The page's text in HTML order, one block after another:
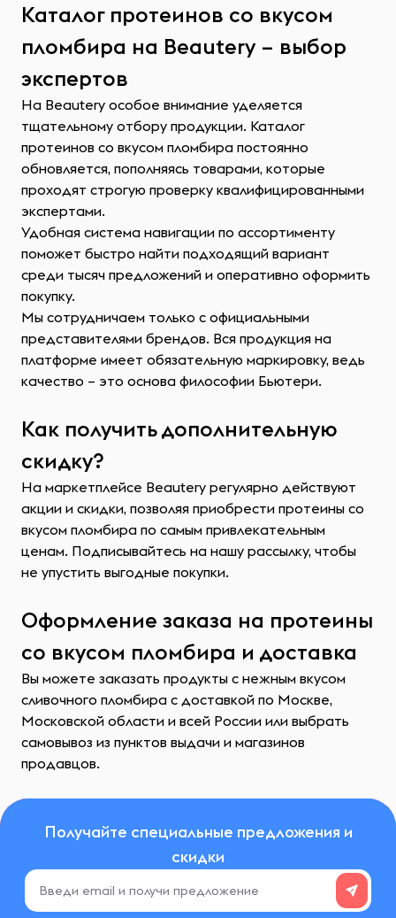
Каталог протеинов со вкусом
пломбира на Beautery – выбор
экспертов
На Beautery особое внимание уделяется
тщательному отбору продукции. Каталог
протеинов со вкусом пломбира постоянно
обновляется, пополняясь товарами, которые
проходят строгую проверку квалифицированными
экспертами.
Удобная система навигации по ассортименту
поможет быстро найти подходящий вариант
среди тысяч предложений и оперативно оформить
покупку.
Мы сотрудничаем только с официальными
представителями брендов. Вся продукция на
платформе имеет обязательную маркировку, ведь
качество – это основа философии Бьютери.
Как получить дополнительную
скидку?
На маркетплейсе Beautery регулярно действуют
акции и скидки, позволяя приобрести протеины со
вкусом пломбира по самым привлекательным
ценам. Подписывайтесь на нашу рассылку, чтобы
не упустить выгодные покупки.
Оформление заказа на протеины
со вкусом пломбира и доставка
Вы можете заказать продукты с нежным вкусом
сливочного пломбира с доставкой по Москве,
Московской области и всей России или выбрать
самовывоз из пунктов выдачи и магазинов
продавцов.
Получайте специальные предложения и
скидки